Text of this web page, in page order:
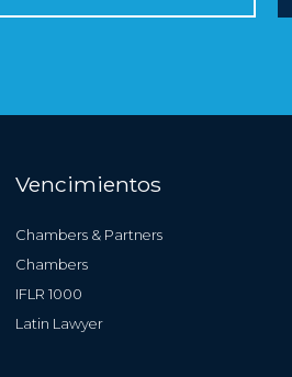
Vencimientos
Chambers & Partners
Chambers
IFLR 1000
Latin Lawyer